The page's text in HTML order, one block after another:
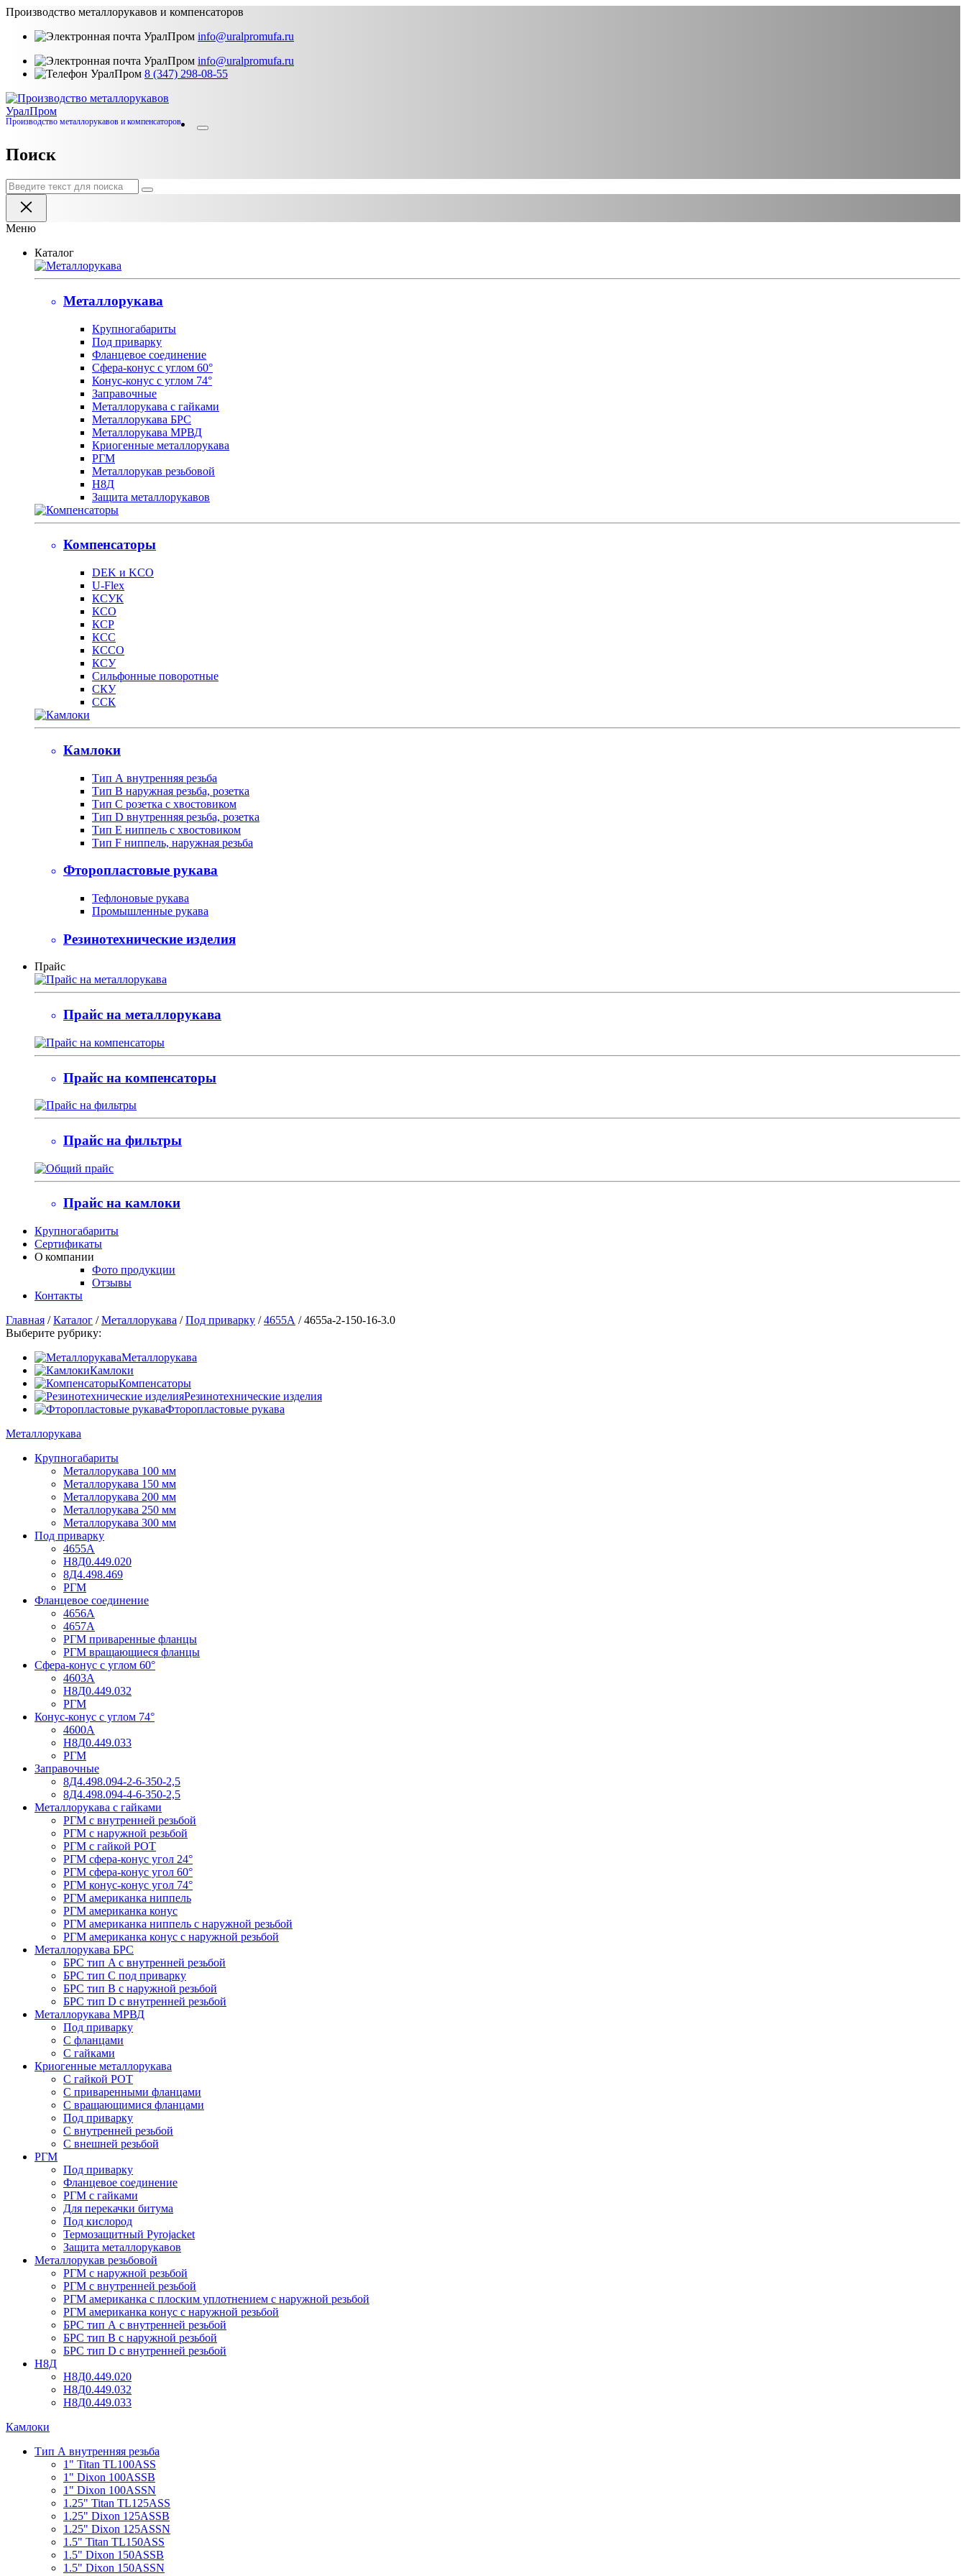
Производство металлорукавов и компенсаторов
info@uralpromufa.ru
info@uralpromufa.ru
8 (347) 298‑08‑55
УралПром
Производство металлорукавов и компенсаторов
Поиск
Меню
Каталог
Металлорукава
Крупногабариты
Под приварку
Фланцевое соединение
Сфера-конус с углом 60°
Конус-конус с углом 74°
Заправочные
Металлорукава с гайками
Металлорукава БРС
Металлорукава МРВД
Криогенные металлорукава
РГМ
Металлорукав резьбовой
Н8Д
Защита металлорукавов
Компенсаторы
DEK и KCO
U-Flex
КСУК
КСО
КСР
КСС
КССО
КСУ
Сильфонные поворотные
СКУ
ССК
Камлоки
Тип А внутренняя резьба
Тип B наружная резьба, розетка
Тип С розетка с хвостовиком
Тип D внутренняя резьба, розетка
Тип Е ниппель с хвостовиком
Тип F ниппель, наружная резьба
Фторопластовые рукава
Тефлоновые рукава
Промышленные рукава
Резинотехнические изделия
Прайс
Прайс на металлорукава
Прайс на компенсаторы
Прайс на фильтры
Прайс на камлоки
Крупногабариты
Сертификаты
О компании
Фото продукции
Отзывы
Контакты
Главная /Каталог /Металлорукава /Под приварку /4655А /4655а-2-150-16-3.0
Выберите рубрику:
Металлорукава
Камлоки
Компенсаторы
Резинотехнические изделия
Фторопластовые рукава
Металлорукава
Крупногабариты
Металлорукава 100 мм
Металлорукава 150 мм
Металлорукава 200 мм
Металлорукава 250 мм
Металлорукава 300 мм
Под приварку
4655А
Н8Д0.449.020
8Д4.498.469
РГМ
Фланцевое соединение
4656А
4657А
РГМ приваренные фланцы
РГМ вращающиеся фланцы
Сфера-конус с углом 60°
4603А
Н8Д0.449.032
РГМ
Конус-конус с углом 74°
4600А
Н8Д0.449.033
РГМ
Заправочные
8Д4.498.094-2-6-350-2,5
8Д4.498.094-4-6-350-2,5
Металлорукава с гайками
РГМ с внутренней резьбой
РГМ с наружной резьбой
РГМ с гайкой РОТ
РГМ сфера-конус угол 24°
РГМ сфера-конус угол 60°
РГМ конус-конус угол 74°
РГМ американка ниппель
РГМ американка конус
РГМ американка ниппель с наружной резьбой
РГМ американка конус с наружной резьбой
Металлорукава БРС
БРС тип A с внутренней резьбой
БРС тип C под приварку
БРС тип B с наружной резьбой
БРС тип D с внутренней резьбой
Металлорукава МРВД
Под приварку
С фланцами
С гайками
Криогенные металлорукава
С гайкой РОТ
С приваренными фланцами
С вращающимися фланцами
Под приварку
С внутренней резьбой
С внешней резьбой
РГМ
Под приварку
Фланцевое соединение
РГМ с гайками
Для перекачки битума
Под кислород
Термозащитный Pyrojacket
Защита металлорукавов
Металлорукав резьбовой
РГМ с наружной резьбой
РГМ с внутренней резьбой
РГМ американка с плоским уплотнением с наружной резьбой
РГМ американка конус с наружной резьбой
БРС тип А с внутренней резьбой
БРС тип В с наружной резьбой
БРС тип D с внутренней резьбой
Н8Д
Н8Д0.449.020
Н8Д0.449.032
Н8Д0.449.033
Камлоки
Тип А внутренняя резьба
1" Titan TL100ASS
1" Dixon 100ASSB
1" Dixon 100ASSN
1.25" Titan TL125ASS
1.25" Dixon 125ASSB
1.25" Dixon 125ASSN
1.5" Titan TL150ASS
1.5" Dixon 150ASSB
1.5" Dixon 150ASSN